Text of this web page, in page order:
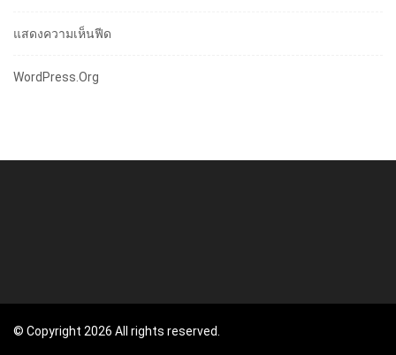
แสดงความเห็นฟีด
WordPress.org
© Copyright 2026 All rights reserved.